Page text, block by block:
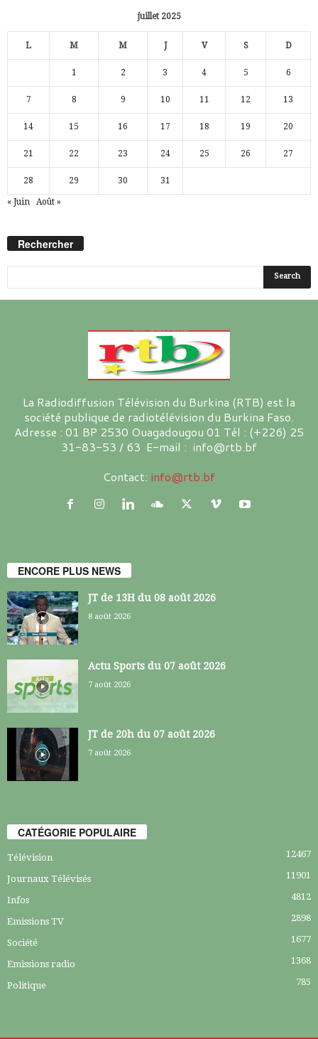
juillet 2025
L M M J V S D
1 2 3 4 5 6
7 8 9 10 11 12 13
14 15 16 17 18 19 20
21 22 23 24 25 26 27
28 29 30 31
« Juin Août »
Rechercher
La Radiodiffusion Télévision du Burkina (RTB) est la
société publique de radiotélévision du Burkina Faso.
Adresse : 01 BP 2530 Ouagadougou 01 Tél : (+226) 25
31-83-53 / 63 E-mail : info@rtb.bf
Contact: info@rtb.bf
ENCORE PLUS NEWS
JT de 13H du 08 août 2026
8 août 2026
Actu Sports du 07 août 2026
7 août 2026
JT de 20h du 07 août 2026
7 août 2026
CATÉGORIE POPULAIRE
Télévision 12467
Journaux Télévisés 11901
Infos 4812
Emissions TV 2898
Société 1677
Emissions radio 1368
Politique 785